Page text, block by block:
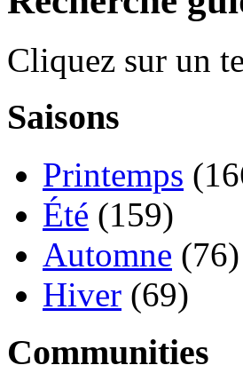
Cliquez sur un
Saisons
Printemps
Été (159)
Automne (76)
Hiver (69)
Communities